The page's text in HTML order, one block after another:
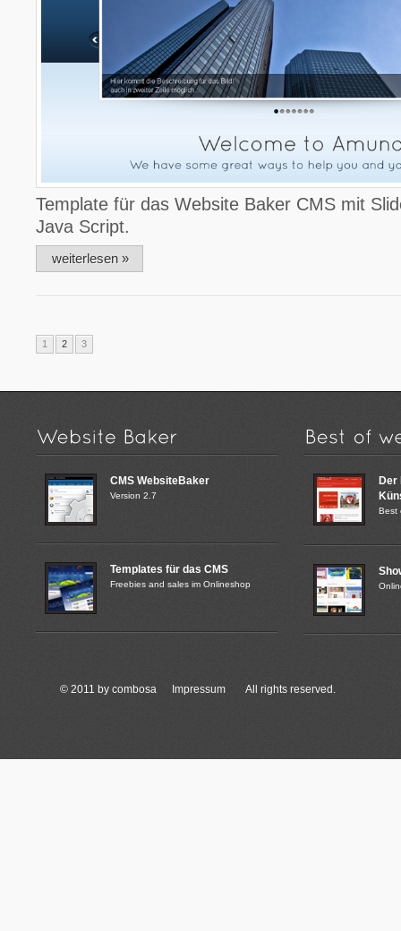
Template für das Website Baker CMS mit
Java Script.
weiterlesen »
1 2 3
CMS WebsiteBaker
Version 2.7
Templates für das CMS
Freebies and sales im Onlineshop
Der
Best
© 2011 by combosa Impressum All rights reserved.